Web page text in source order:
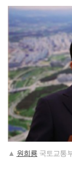
▲ 원희룡 국토교통